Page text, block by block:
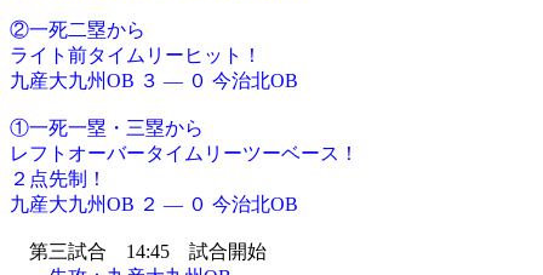
②一死二塁から
ライト前タイムリーヒット！
九産大九州OB ３ ― ０ 今治北OB
①一死一塁・三塁から
レフトオーバータイムリーツーベース！
２点先制！
九産大九州OB ２ ― ０ 今治北OB
第三試合 14:45 試合開始